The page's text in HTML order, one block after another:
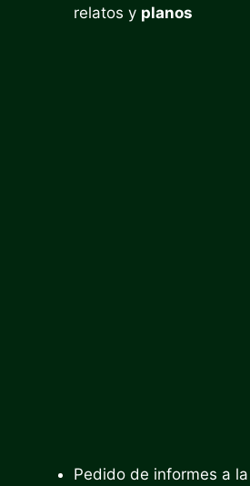
relatos y planos
Pedido de informes a la